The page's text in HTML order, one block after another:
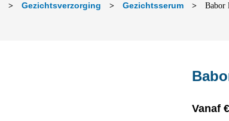
> Gezichtsverzorging > Gezichtsserum > Babor
Vanaf €